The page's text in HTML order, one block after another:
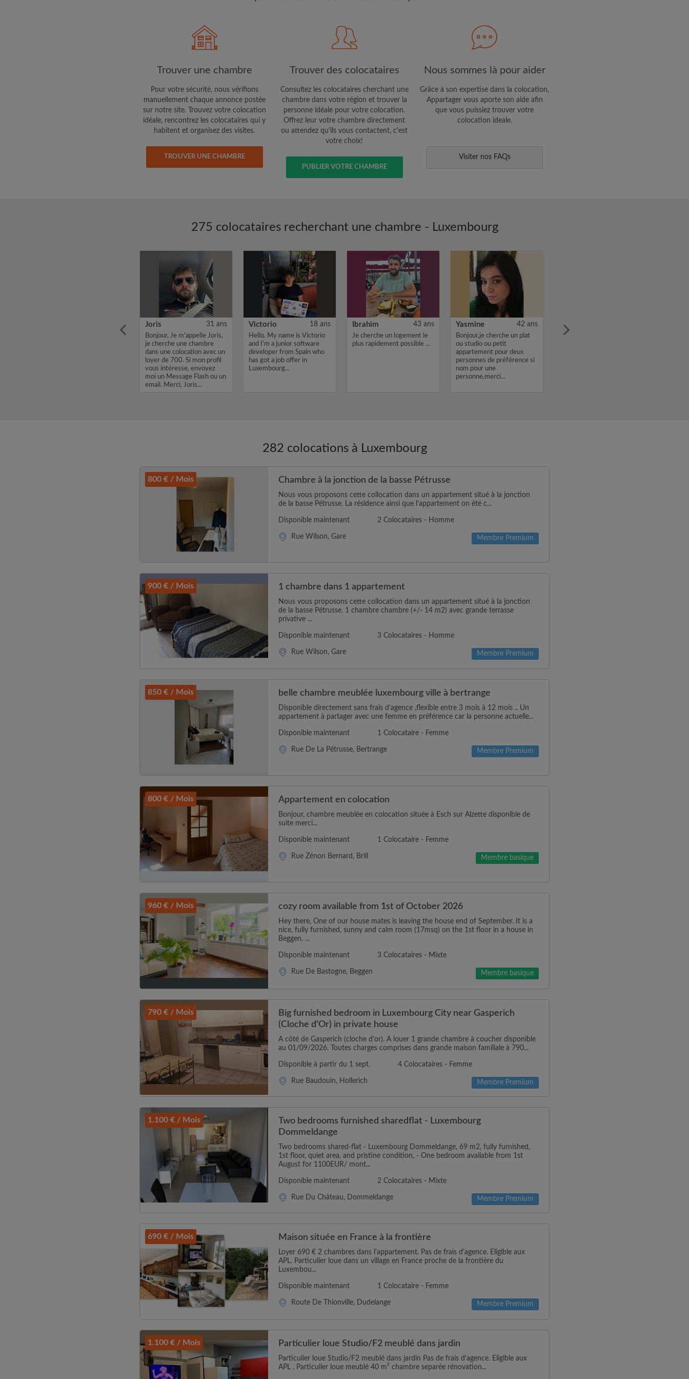
CRÉER PROFIL
jour du compte par e-mail
Trouver une chambre
Pour votre sécurité, nous vérifions
manuellement chaque annonce postée
sur notre site. Trouvez votre colocation
idéale, rencontrez les colocataires qui y
habitent et organisez des visites.
TROUVER UNE CHAMBRE
Trouver des colocataires
Consultez les colocataires cherchant une
chambre dans votre région et trouver la
personne idéale pour votre colocation.
Offrez leur votre chambre directement
ou attendez qu'ils vous contactent, c'est
votre choix!
PUBLIER VOTRE CHAMBRE
Nous sommes là pour aider
Grâce à son expertise dans la colocation,
Appartager vous aporte son aide afin
que vous puissiez trouver votre
colocation ideale.
Visiter nos FAQs
275 colocataires recherchant une chambre - Luxembourg
Joris 31 ans
Bonjour, Je m'appelle Joris,
je cherche une chambre
dans une colocation avec un
loyer de 700. Si mon profil
vous intéresse, envoyez
moi un Message Flash ou un
email. Merci, Joris...
Victorio 18 ans
Hello. My name is Victorio
and I'm a junior software
developer from Spain who
has got a job offer in
Luxembourg...
Ibrahim 43 ans
Je cherche un logement le
plus rapidement possible ...
Yasmine 42 ans
Bonjour,je cherche un plat
ou studio ou petit
appartement pour deux
personnes de préférence si
nom pour une
personne,merci...
282 colocations à Luxembourg
800 € / Mois Chambre à la jonction de la basse Pétrusse
Nous vous proposons cette collocation dans un appartement situé à la jonction
de la basse Pétrusse. La résidence ainsi que l'appartement on été c...
Disponible maintenant 2 Colocataires - Homme
Rue Wilson, Gare Membre Premium
900 € / Mois 1 chambre dans 1 appartement
Nous vous proposons cette collocation dans un appartement situé à la jonction
de la basse Pétrusse. 1 chambre chambre (+/- 14 m2) avec grande terrasse
privative ...
Disponible maintenant 3 Colocataires - Homme
Rue Wilson, Gare Membre Premium
850 € / Mois belle chambre meublée luxembourg ville à bertrange
Disponible directement sans frais d’agence ,flexible entre 3 mois à 12 mois .. Un
appartement à partager avec une femme en préférence car la personne actuelle...
Disponible maintenant 1 Colocataire - Femme
Rue De La Pétrusse, Bertrange Membre Premium
800 € / Mois Appartement en colocation
Bonjour, chambre meublée en colocation située à Esch sur Alzette disponible de
suite merci...
Disponible maintenant 1 Colocataire - Femme
Rue Zénon Bernard, Brill Membre basique
960 € / Mois cozy room available from 1st of October 2026
Hey there, One of our house mates is leaving the house end of September. It is a
nice, fully furnished, sunny and calm room (17msq) on the 1st floor in a house in
Beggen. ...
Disponible maintenant 3 Colocataires - Mixte
Rue De Bastogne, Beggen Membre basique
790 € / Mois
Big furnished bedroom in Luxembourg City near Gasperich
(Cloche d'Or) in private house
A côté de Gasperich (cloche d'or). A louer 1 grande chambre à coucher disponible
au 01/09/2026. Toutes charges comprises dans grande maison familiale à 790...
Disponible à partir du 1 sept. 4 Colocataires - Femme
Rue Baudouin, Hollerich Membre Premium
1.100 € / Mois
Two bedrooms furnished sharedflat - Luxembourg
Dommeldange
Two bedrooms shared-flat - Luxembourg Dommeldange, 69 m2, fully furnished,
1st floor, quiet area, and pristine condition, - One bedroom available from 1st
August for 1100EUR/ mont...
Disponible maintenant 2 Colocataires - Mixte
Rue Du Château, Dommeldange Membre Premium
690 € / Mois Maison située en France à la frontière
Loyer 690 € 2 chambres dans l'appartement. Pas de frais d'agence. Eligible aux
APL. Particulier loue dans un village en France proche de la frontière du
Luxembou...
Disponible maintenant 1 Colocataire - Femme
Route De Thionville, Dudelange Membre Premium
1.100 € / Mois Particulier loue Studio/F2 meublé dans jardin
Particulier loue Studio/F2 meublé dans jardin Pas de frais d'agence. Eligible aux
APL . Particulier loue meublé 40 m² chambre separée rénovation...